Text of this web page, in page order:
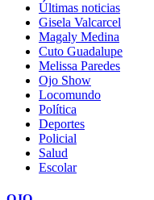
Últimas noticias
Gisela Valcarcel
Magaly Medina
Cuto Guadalupe
Melissa Paredes
Ojo Show
Locomundo
Política
Deportes
Policial
Salud
Escolar